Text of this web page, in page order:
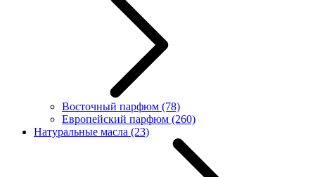
Восточный парфюм (78)
Европейский парфюм (260)
Натуральные масла (23)